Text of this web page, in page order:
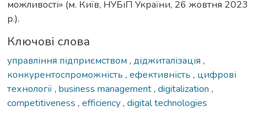
можливості» (м. Київ, НУБіП України, 26 жовтня 2023
р.).
Ключові слова
управління підприємством , діджиталізація ,
конкурентоспроможність , ефективність , цифрові
технології, business management, digitalization ,
competitiveness , efficiency, digital technologies